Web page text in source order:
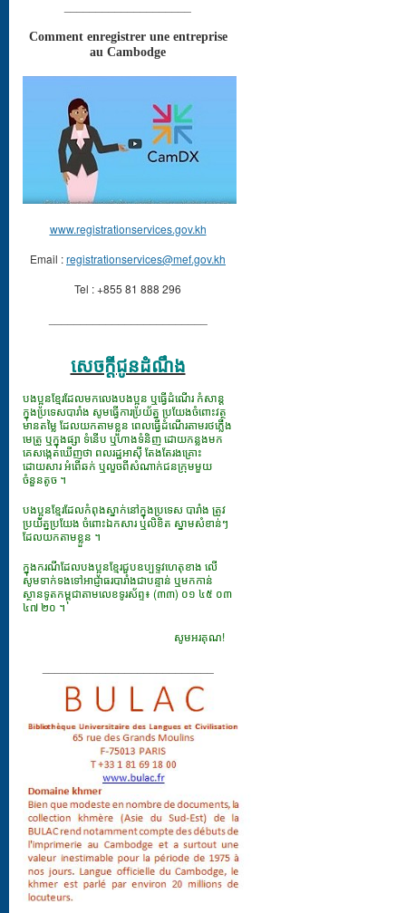
Comment enregistrer une entreprise
au Cambodge
www.registrationservices.gov.kh
Email :registrationservices@mef.gov.kh
Tel : +855 81 888 296
សេចក្ដីជូនដំណឹង
បងប្អូនខ្មែរដែលមកលេងបងប្អូន ឬធ្វើដំណើរ កំសាន្ត
ក្នុងប្រទេសបារាំង សូមធ្វើការប្រយ័ត្ន ប្រយែងចំពោះវត្ថុ
មានតម្លៃ ដែលយកតាមខ្លួន ពេលធ្វើដំណើរតាមរថភ្លើង
មេត្រូ ឬក្នុងផ្សា ទំនើប ឬហាងទំនិញ ដោយកន្លងមក
គេសង្កេតឃើញថា ពលរដ្ឋអាស៊ី តែងតែរងគ្រោះ
ដោយសារ អំពើឆក់ ឬលួចពីសំណាក់ជនក្រុមមួយ
ចំនួនតូច ។
បងប្អូនខ្មែរដែលកំពុងស្នាក់នៅក្នុងប្រទេស បារាំង ត្រូវ
ប្រយ័ត្នប្រយែង ចំពោះឯកសារ​ ឬលិខិត ស្នាមសំខាន់ៗ
ដែលយកតាមខ្លួន ។
ក្នុងករណីដែលបងប្អូនខ្មែរជួបឧប្បទ្ទវហេតុខាង លើ
សូមទាក់ទងទៅអាជ្ញាធរបារាំងជាបន្ទាន់ ឬមកកាន់
ស្ថានទូតកម្ពុជាតាមលេខទូរស័ព្ទ៖ (៣៣) ០១ ៤៥ ០៣
៤៧ ២០ ។
សូមអរគុណ!